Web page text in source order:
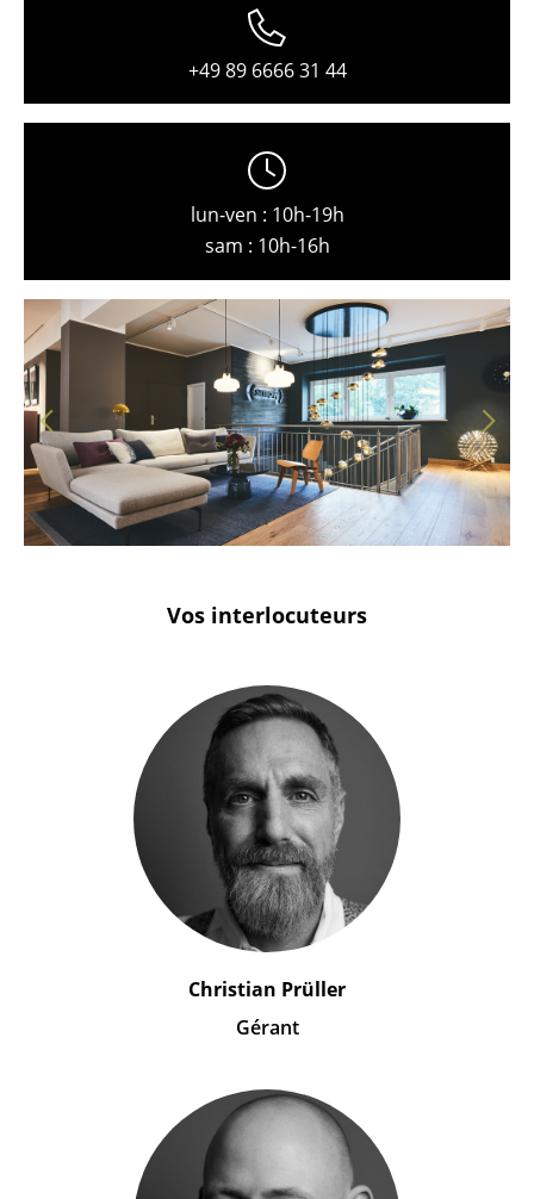
Constance
Nuremberg
Schwarzwald
Soleure
Stuttgart
+49 89 6666 31 44
lun-ven : 10h-19h
sam : 10h-16h
Vos interlocuteurs
Christian Prüller
Gérant